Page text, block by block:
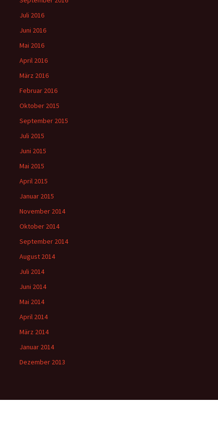
Juli 2016
Juni 2016
Mai 2016
April 2016
März 2016
Februar 2016
Oktober 2015
September 2015
Juli 2015
Juni 2015
Mai 2015
April 2015
Januar 2015
November 2014
Oktober 2014
September 2014
August 2014
Juli 2014
Juni 2014
Mai 2014
April 2014
März 2014
Januar 2014
Dezember 2013